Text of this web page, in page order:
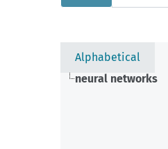
Alphabetical
neural networks